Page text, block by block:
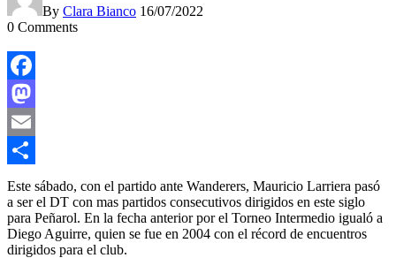
By Clara Bianco 16/07/2022
0 Comments
Facebook
Mastodon
Email
Compartir
Este sábado, con el partido ante Wanderers, Mauricio Larriera pasó
a ser el DT con mas partidos consecutivos dirigidos en este siglo
para Peñarol. En la fecha anterior por el Torneo Intermedio igualó a
Diego Aguirre, quien se fue en 2004 con el récord de encuentros
dirigidos para el club.